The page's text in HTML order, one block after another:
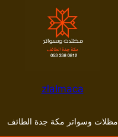
zlalmaca
مظلات وسواتر مكة جدة الطائف